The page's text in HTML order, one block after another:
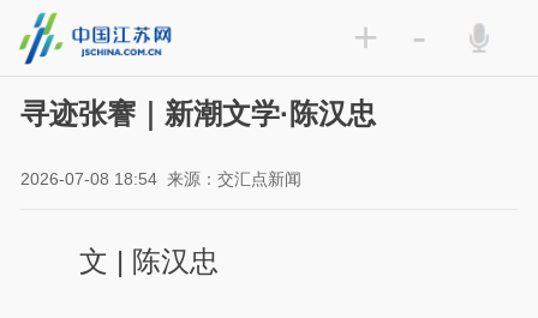
+ -
寻迹张謇｜新潮文学·陈汉忠
2026-07-08 18:54 来源：交汇点新闻
文 | 陈汉忠